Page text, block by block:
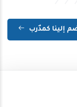
إلينا كمدٌرب